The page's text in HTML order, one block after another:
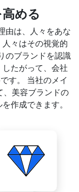
める
由は、人々をあな
々はその視覚的
のブランドを認識
たがって、会社
す。 当社のメイ
、美容ブランドの
作成できます。